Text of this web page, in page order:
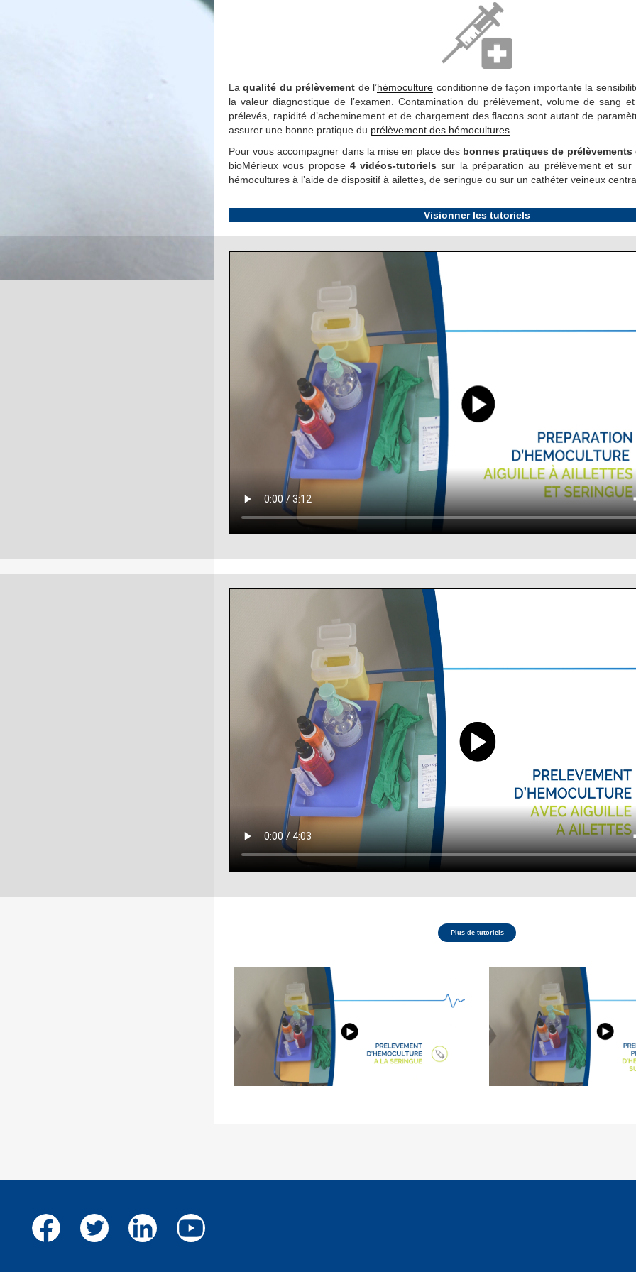
Laqualité du prélèvement de l’hémoculture conditionne de façon importante la
la valeur diagnostique de l’examen. Contamination du prélèvement, volume de sang
prélevés, rapidité d’acheminement et de chargement des flacons sont autant de
assurer une bonne pratique du prélèvement des hémocultures
Pour vous accompagner dans la mise en place des bonnes pratiques de prélèvements
bioMérieux vous propose 4 vidéos-tutoriels sur la préparation au prélèvement et sur
hémocultures à l’aide de dispositif à ailettes, de seringue ou sur un cathéter veineux
Visionner les tutoriels
Plus de tutoriels
Facebook Twitter LinkedIn Youtube